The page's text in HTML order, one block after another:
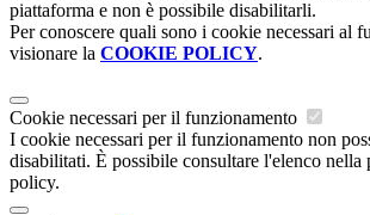
piattaforma e non è possibile disabilitarli.
Per conoscere quali sono i cookie necessari al
visionare la COOKIE POLICY.
Cookie necessari per il funzionamento
I cookie necessari per il funzionamento non
disabilitati. È possibile consultare l'elenco nella
policy.